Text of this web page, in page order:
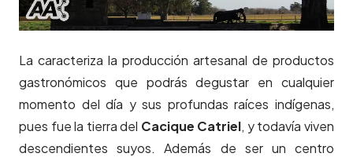
La caracteriza la producción artesanal de productos
gastronómicos que podrás degustar en cualquier
momento del día y sus profundas raíces indígenas,
pues fue la tierra del Cacique Catriel, y todavía viven
descendientes suyos. Además de ser un centro